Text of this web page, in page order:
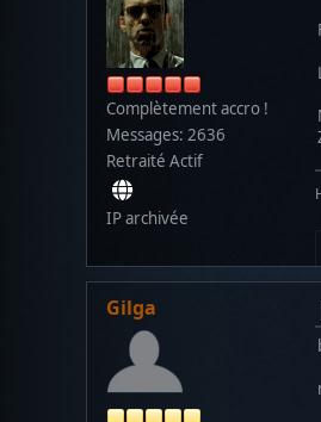
Complètement accro !
Messages: 2636
Retraité Actif
IP archivée
Gilga